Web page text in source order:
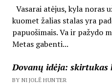
Vasarai atėjus, kyla noras
kuomet žalias stalas yra
papuošimais. Va ir pažydo
Metas gabenti...
Dovanų idėja: skirtukas
BY NIJOLĖ HUNTER